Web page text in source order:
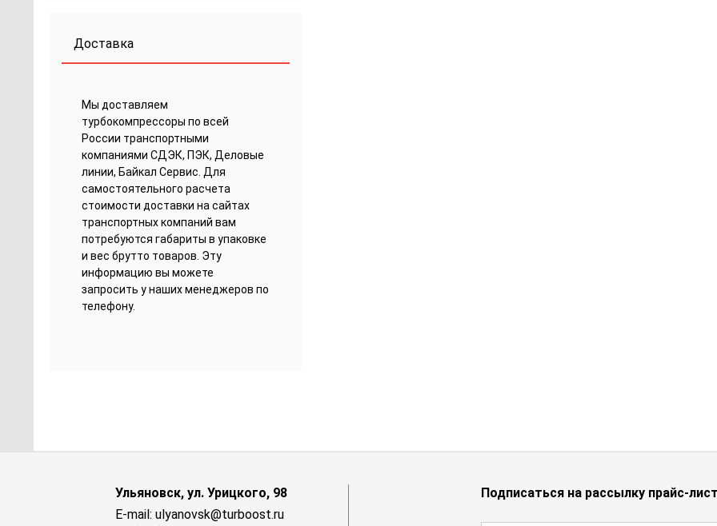
Доставка
Мы доставляем
турбокомпрессоры по всей
России транспортными
компаниями СДЭК, ПЭК, Деловые
линии, Байкал Сервис. Для
самостоятельного расчета
стоимости доставки на сайтах
транспортных компаний вам
потребуются габариты в упаковке
и вес брутто товаров. Эту
информацию вы можете
запросить у наших менеджеров по
телефону.
Ульяновск, ул. Урицкого, 98
E-mail: ulyanovsk@turboost.ru
Подписаться на рассылку прайс-